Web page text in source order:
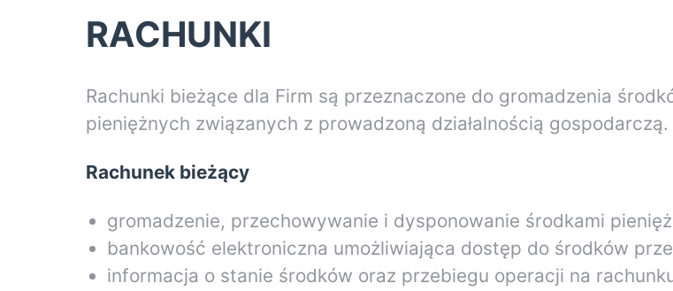
RACHUNKI
Rachunki bieżące dla Firm są przeznaczone do gromadzenia
pieniężnych związanych z prowadzoną działalnością gospodarczą.
Rachunek bieżący
gromadzenie, przechowywanie i dysponowanie środkami
bankowość elektroniczna umożliwiająca dostęp do środków
informacja o stanie środków oraz przebiegu operacji na